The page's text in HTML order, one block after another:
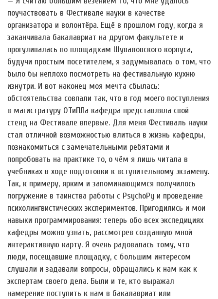
поучаствовать в Фестивале науки в качестве
организатора и волонтёра. Ещё в прошлом году, когда я
заканчивала бакалавриат на другом факультете и
прогуливалась по площадкам Шуваловского корпуса,
будучи простым посетителем, я задумывалась о том, что
было бы неплохо посмотреть на фестивальную кухню
изнутри. И вот наконец моя мечта сбылась:
обстоятельства совпали так, что в год моего поступления
в магистратуру ОТиПЛа кафедра представляла свой
стенд на Фестивале впервые. Для меня Фестиваль науки
стал отличной возможностью влиться в жизнь кафедры,
познакомиться с замечательными ребятами и
попробовать на практике то, о чём я лишь читала в
учебниках в ходе подготовки к вступительному экзамену.
Так, к примеру, ярким и запоминающимся получилось
погружение в таинства работы с PsychoPy и проведение
психолингвистических экспериментов. Пригодились и мои
навыки программирования: теперь обо всех экспедициях
кафедры можно узнать, рассмотрев созданную мной
интерактивную карту. Я очень радовалась тому, что
люди, посещавшие площадку, с большим интересом
слушали и задавали вопросы, обращались к нам как к
экспертам своего дела. Были и те, кто выражал
намерение поступить к нам в бакалавриат или